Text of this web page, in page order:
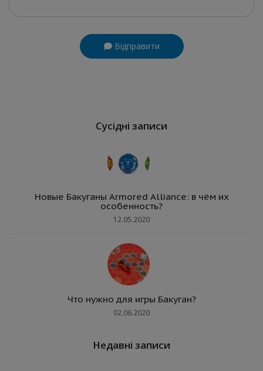
Відправити
Сусідні записи
Новые Бакуганы Armored Alliance: в чём их
особенность?
12.05.2020
Что нужно для игры Бакуган?
02.06.2020
Недавні записи